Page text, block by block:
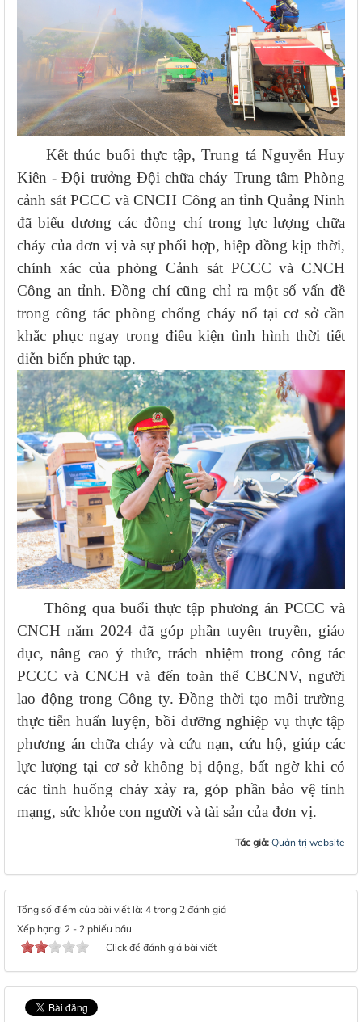
Kết thúc buổi thực tập, Trung tá Nguyễn Huy
Kiên - Đội trưởng Đội chữa cháy Trung tâm Phòng
cảnh sát PCCC và CNCH Công an tỉnh Quảng Ninh
đã biểu dương các đồng chí trong lực lượng chữa
cháy của đơn vị và sự phối hợp, hiệp đồng kịp thời,
chính xác của phòng Cảnh sát PCCC và CNCH
Công an tỉnh. Đồng chí cũng chỉ ra một số vấn đề
trong công tác phòng chống cháy nổ tại cơ sở cần
khắc phục ngay trong điều kiện tình hình thời tiết
diễn biến phức tạp.
Thông qua buổi thực tập phương án PCCC và
CNCH năm 2024 đã góp phần tuyên truyền, giáo
dục, nâng cao ý thức, trách nhiệm trong công tác
PCCC và CNCH và đến toàn thể CBCNV, người
lao động trong Công ty. Đồng thời tạo môi trường
thực tiễn huấn luyện, bồi dưỡng nghiệp vụ thực tập
phương án chữa cháy và cứu nạn, cứu hộ, giúp các
lực lượng tại cơ sở không bị động, bất ngờ khi có
các tình huống cháy xảy ra, góp phần bảo vệ tính
mạng, sức khỏe con người và tài sản của đơn vị.
Tác giả: Quản trị website
Tổng số điểm của bài viết là: 4 trong 2 đánh giá
Xếp hạng: 2 - 2 phiếu bầu
Click để đánh giá bài viết